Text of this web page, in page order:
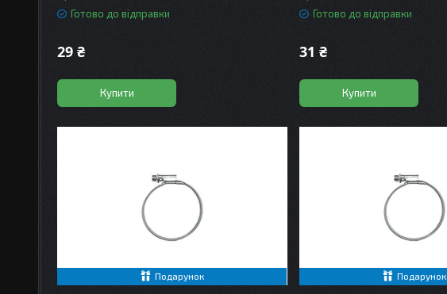
Готово до відправки
29 ₴
Купити
Готово до відправки
31 ₴
Купити
Подарунок Подарунок